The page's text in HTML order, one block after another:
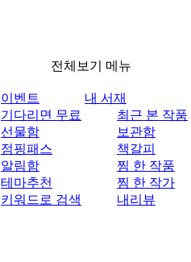
전체보기 메뉴
이벤트
기다리면 무료
선물함
점핑패스
알림함
테마추천
키워드로 검색
내 서재
최근 본 작품
보관함
책갈피
찜 한 작품
찜 한 작가
내리뷰